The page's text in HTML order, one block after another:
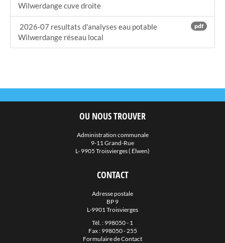
Wilwerdange cuve droite
pdf
2026-07 resultats d'analyses eau potable
Wilwerdange réseau local
OU NOUS TROUVER
Administration communale
9-11 Grand-Rue
L- 9905 Troisvierges ( Ëlwen)
CONTACT
Adresse postale
BP 9
L-9901 Troisvierges
Tél. : 998050 - 1
Fax : 998050 - 255
Formulaire de Contact